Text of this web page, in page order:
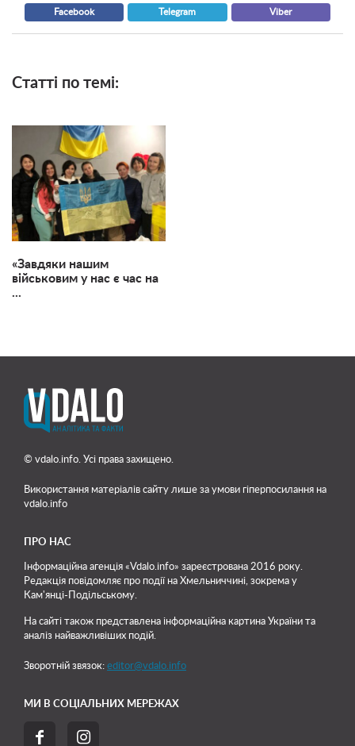
Facebook Telegram Viber
Статті по темі:
«Завдяки нашим
військовим у нас є час на
...
© vdalo.info. Усі права захищено.
Використання матеріалів сайту лише за умови гіперпосилання на
vdalo.info
ПРО НАС
Інформаційна агенція «Vdalo.info» зареєстрована 2016 року.
Редакція повідомляє про події на Хмельниччині, зокрема у
Кам'янці-Подільському.
На сайті також представлена інформаційна картина України та
аналіз найважливіших подій.
Зворотній звязок: editor@vdalo.info
МИ В СОЦІАЛЬНИХ МЕРЕЖАХ
 